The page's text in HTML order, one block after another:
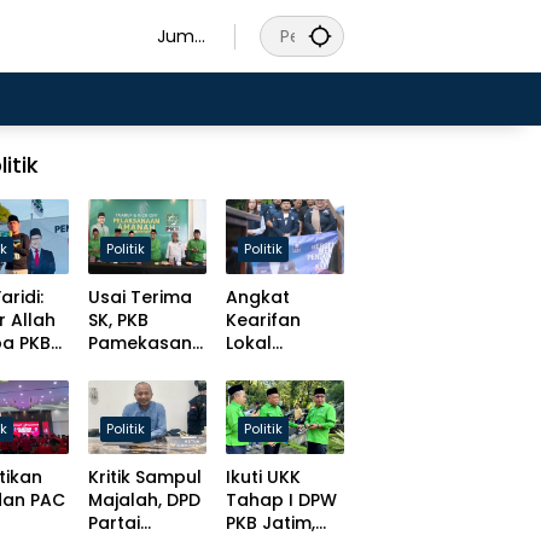
Juma
Allah
PKB
Politik
Usai Terima
SK, PKB
Pamekasan
Target Solid
Hingga Desa
Politik
Angkat
Kearifan
Lokal
Slamet
Ariyadi
Bulatkan
Tekat Daftar
Caketum BM
PAN
PAC
Politik
Kritik Sampul
Majalah, DPD
Partai
Politik
Ikuti UKK
Tahap I DPW
PKB Jatim,